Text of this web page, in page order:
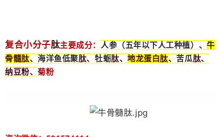
复合小分子肽主要成分： 人参（五年以下人工种植）、牛
骨髓肽、海洋鱼低聚肽、牡蛎肽、地龙蛋白肽、苦瓜肽、
纳豆粉、菊粉